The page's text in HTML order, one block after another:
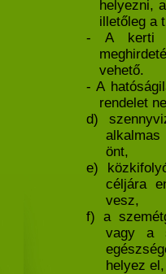
helyezni,
illetőleg a
- A kerti
vehető.
- A
rendelet
d)
önt,
e)
céljára
vesz,
f) a
vagy a
helyez el,